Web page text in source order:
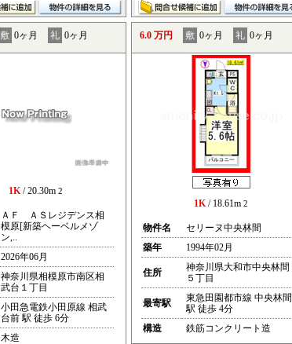
敷 0ヶ月 礼 0ヶ月
1K/ 20.30m 2
ＡＦ ＡＳレジデンス相
模原[新築ヘーベルメゾ
ン,..
2026年06月
神奈川県相模原市南区相
武台１丁目
小田急電鉄小田原線 相武
台前 駅 徒歩 6分
木造
6.0 万円 敷 0ヶ月 礼 0ヶ月
1K/ 18.61m 2
物件名
セリーヌ中央林間
築年
1994年02月
住所
神奈川県大和市中央林間
５丁目
最寄駅
東急田園都市線 中央林間
駅 徒歩 4分
構造
鉄筋コンクリート造